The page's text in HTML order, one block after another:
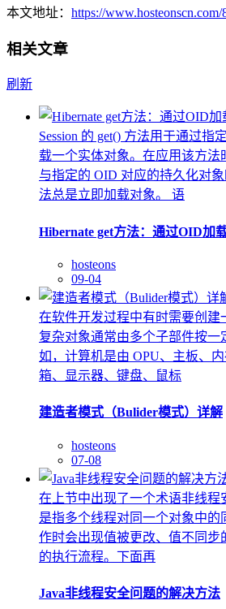
本文地址： https://www.hosteonscn.com/
相关文章
刷新
Session 的 get() 方法用于通过指
载一个实体对象。在应用该方法
与指定的 OID 对应的持久化对
法总是立即加载对象。 语
Hibernate get方法：通过OID加
hosteons
09-04
在软件开发过程中有时需要创建
复杂对象通常由多个子部件按一
如，计算机是由 OPU、主板、
箱、显示器、键盘、鼠标
建造者模式（Bulider模式）详解
hosteons
07-08
在上节中出现了一个术语非线程
是指多个线程对同一个对象中的
作时会出现值被更改、值不同步
的执行流程。下面再
Java非线程安全问题的解决方法